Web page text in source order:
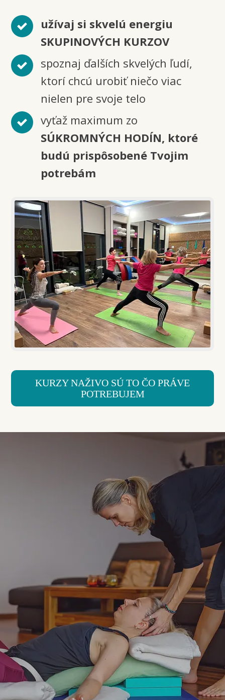
užívaj si skvelú energiu
SKUPINOVÝCH KURZOV
spoznaj ďalších skvelých ľudí,
ktorí chcú urobiť niečo viac
nielen pre svoje telo
vyťaž maximum zo
SÚKROMNÝCH HODÍN, ktoré
budú prispôsobené Tvojim
potrebám
KURZY NAŽIVO SÚ TO ČO PRÁVE
POTREBUJEM